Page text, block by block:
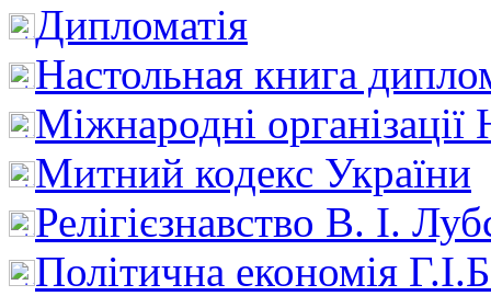
Дипломатія
Настольная книга
Міжнародні
Митний кодекс України
Релігієзнавство В. І.
Політична економія